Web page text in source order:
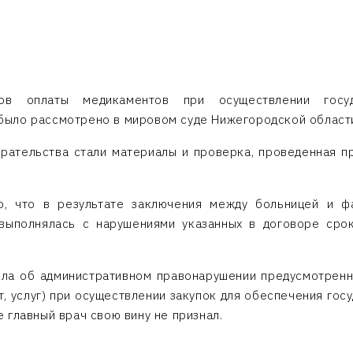
медикаментов при осуществлении
рассмотрено в мировом суде Нижегородской
стали материалы и проверка, проведенная
что в результате заключения между больницей и
с нарушениями указанных в договоре
об административном правонарушении
услуг) при осуществлении закупок для обеспечения
врач свою вину не признал.